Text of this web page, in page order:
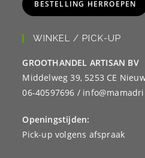
BESTELLING HERROEPEN
WINKEL / PICK-UP
GROOTHANDEL ARTISAN BV
Middelweg 39, 5253 CE
06-40597696 /
Openingstijden:
Pick-up volgens afspraak